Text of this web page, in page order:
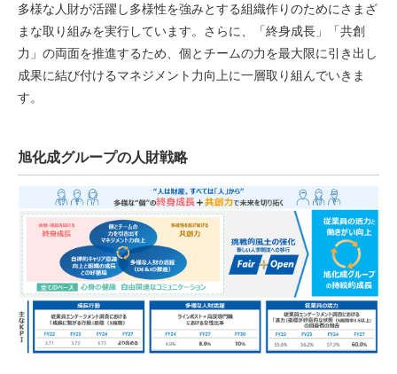
多様な人財が活躍し多様性を強みとする組織作りのためにさまざ
まな取り組みを実行しています。さらに、「終身成長」「共創
力」の両面を推進するため、個とチームの力を最大限に引き出し
成果に結び付けるマネジメント力向上に一層取り組んでいきま
す。
旭化成グループの人財戦略